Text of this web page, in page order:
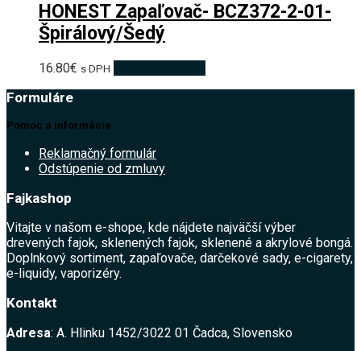
HONEST Zapaľovač- BCZ372-2-01-
Špirálový/Šedý
16.80€ s DPH
Formuláre
Pomoc a informácie
Reklamačný formulár
Odstúpenie od zmluvy
Fajkashop
Vitajte v našom e-shope, kde nájdete najväčší výber
drevených fajok, sklenených fajok, sklenené a akrylové bongá.
Doplnkový sortiment, zapaľovače, darčekové sady, e-cigarety,
e-liquidy, vaporizéry.
Kontakt
Adresa: A. Hlinku 1452/3022 01 Čadca, Slovensko